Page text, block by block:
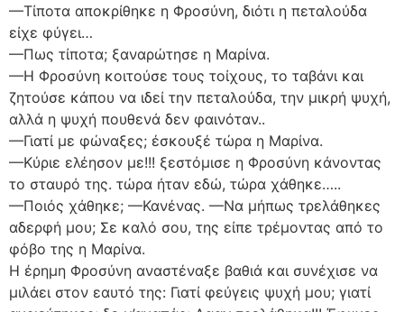
—Τίποτα αποκρίθηκε η Φροσύνη, διότι η πεταλούδα
είχε φύγει…
—Πως τίποτα; ξαναρώτησε η Μαρίνα.
—Η Φροσύνη κοιτούσε τους τοίχους, το ταβάνι και
ζητούσε κάπου να ιδεί την πεταλούδα, την μικρή ψυχή,
αλλά η ψυχή πουθενά δεν φαινόταν..
—Γιατί με φώναξες; έσκουξέ τώρα η Μαρίνα.
—Κύριε ελέησον με!!! ξεστόμισε η Φροσύνη κάνοντας
το σταυρό της. τώρα ήταν εδώ, τώρα χάθηκε…..
—Ποιός χάθηκε; —Κανένας. —Να μήπως τρελάθηκες
αδερφή μου; Σε καλό σου, της είπε τρέμοντας από το
φόβο της η Μαρίνα.
Η έρημη Φροσύνη αναστέναξε βαθιά και συνέχισε να
μιλάει στον εαυτό της: Γιατί φεύγεις ψυχή μου; γιατί